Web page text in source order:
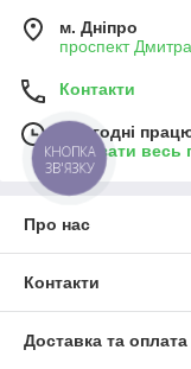
м. Дніпро
проспект
Контакти
Сьогодні
Показати весь
Про нас
Контакти
Доставка та оплата
КНОПКА
ЗВ'ЯЗКУ